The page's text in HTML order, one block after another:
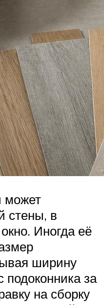
может
стены, в
Иногда её
ширину
подоконника за
на сборку